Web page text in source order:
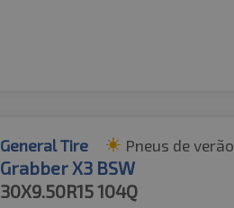
General Tire Pneus de verão
Grabber X3 BSW
30X9.50R15104Q